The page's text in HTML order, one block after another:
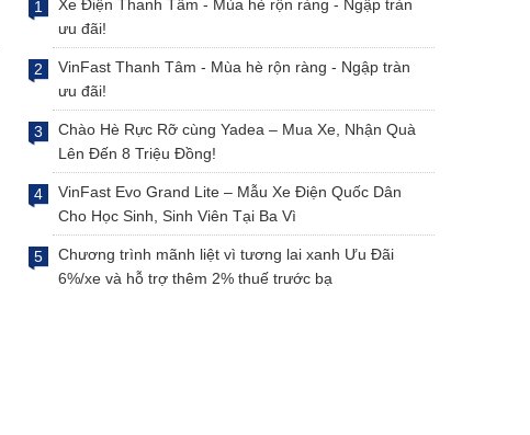
Xe Điện Thanh Tâm - Mùa hè rộn ràng - Ngập tràn
ưu đãi!
VinFast Thanh Tâm - Mùa hè rộn ràng - Ngập tràn
ưu đãi!
Chào Hè Rực Rỡ cùng Yadea – Mua Xe, Nhận Quà
Lên Đến 8 Triệu Đồng!
VinFast Evo Grand Lite – Mẫu Xe Điện Quốc Dân
Cho Học Sinh, Sinh Viên Tại Ba Vì
Chương trình mãnh liệt vì tương lai xanh Ưu Đãi
6%/xe và hỗ trợ thêm 2% thuế trước bạ